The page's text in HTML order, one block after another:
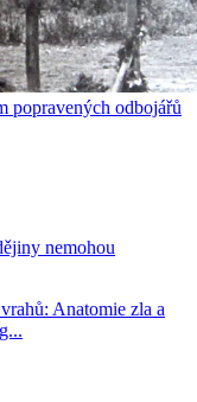
popravených odbojářů
nemohou
Anatomie zla a